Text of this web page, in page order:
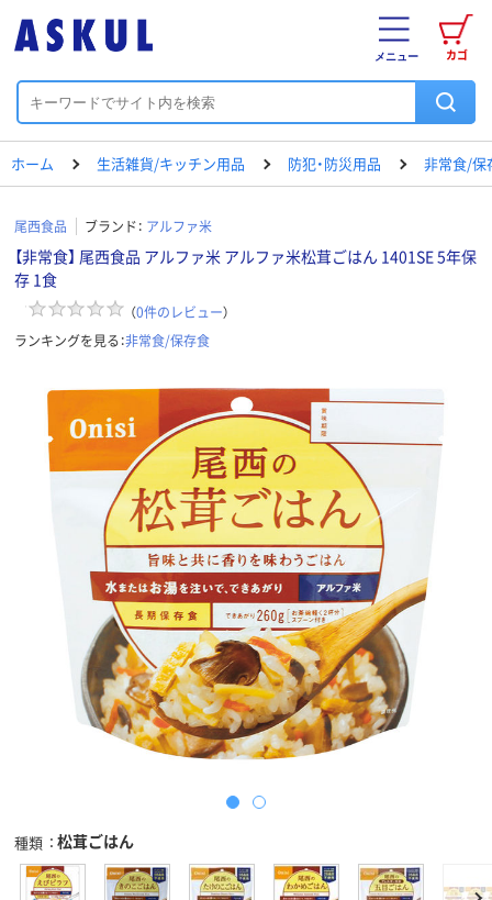
カゴ
メニュー
ホーム 生活雑貨/キッチン用品 防犯・防災用品 非常食/保
尾西食品 ブランド： アルファ米
【非常食】 尾西食品 アルファ米 アルファ米松茸ごはん 1401SE 5年保
存 1食
（0件のレビュー）
ランキングを見る：非常食/保存食
種類 松茸ごはん